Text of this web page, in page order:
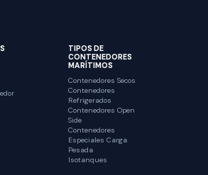
TIPOS DE
CONTENEDORES
MARÍTIMOS
Contenedores Secos
Contenedores
Refrigerados
Contenedores Open
Side
Contenedores
Especiales Carga
Pesada
Isotanques